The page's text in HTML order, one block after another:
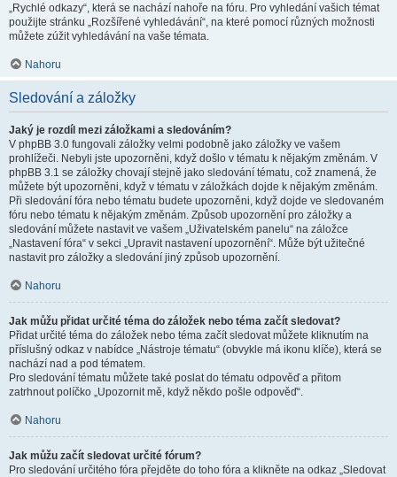
„Rychlé odkazy“, která se nachází nahoře na fóru. Pro vyhledání vašich témat
použijte stránku „Rozšířené vyhledávání“, na které pomocí různých možnosti
můžete zúžit vyhledávání na vaše témata.
Nahoru
Sledování a záložky
Jaký je rozdíl mezi záložkami a sledováním?
V phpBB 3.0 fungovali záložky velmi podobně jako záložky ve vašem
prohlížeči. Nebyli jste upozorněni, když došlo v tématu k nějakým změnám. V
phpBB 3.1 se záložky chovají stejně jako sledování tématu, což znamená, že
můžete být upozorněni, když v tématu v záložkách dojde k nějakým změnám.
Při sledování fóra nebo tématu budete upozorněni, když dojde ve sledovaném
fóru nebo tématu k nějakým změnám. Způsob upozornění pro záložky a
sledování můžete nastavit ve vašem „Uživatelském panelu“ na záložce
„Nastavení fóra“ v sekci „Upravit nastavení upozornění“. Může být užitečné
nastavit pro záložky a sledování jiný způsob upozornění.
Nahoru
Jak můžu přidat určité téma do záložek nebo téma začít sledovat?
Přidat určité téma do záložek nebo téma začít sledovat můžete kliknutím na
příslušný odkaz v nabídce „Nástroje tématu“ (obvykle má ikonu klíče), která se
nachází nad a pod tématem.
Pro sledování tématu můžete také poslat do tématu odpověď a přitom
zatrhnout políčko „Upozornit mě, když někdo pošle odpověď“.
Nahoru
Jak můžu začít sledovat určité fórum?
Pro sledování určitého fóra přejděte do toho fóra a klikněte na odkaz „Sledovat